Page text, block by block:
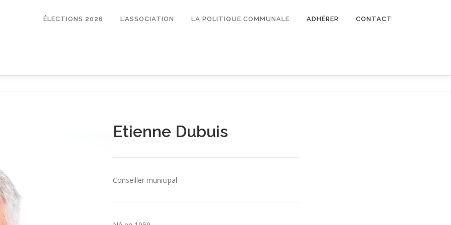
ÉLECTIONS 2026 L’ASSOCIATION LA POLITIQUE COMMUNALE ADHÉRER CONTACT
Etienne Dubuis
Conseiller municipal